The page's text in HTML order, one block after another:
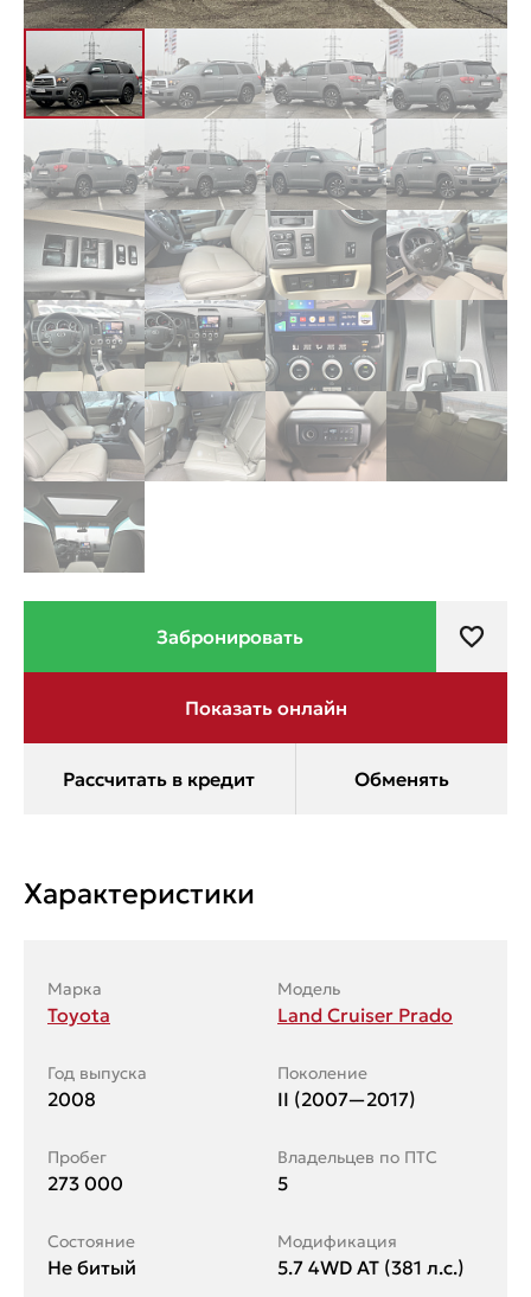
Характеристики
Марка
Toyota
Модель
Land Cruiser Prado
Год выпуска
2008
Поколение
II (2007—2017)
Пробег
273 000
Владельцев по ПТС
5
Состояние
Не битый
Модификация
5.7 4WD AT (381 л.с.)